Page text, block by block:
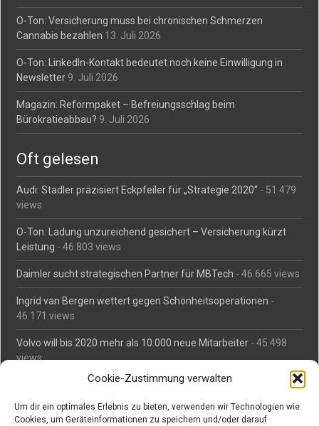
Cookie-Zustimmung verwalten
Um dir ein optimales Erlebnis zu bieten, verwenden wir Technologien wie
Cookies, um Geräteinformationen zu speichern und/oder darauf
O-Ton: Versicherung muss bei chronischen Schmerzen
Cannabis bezahlen 13. Juli 2026
O-Ton: LinkedIn-Kontakt bedeutet noch keine Einwilligung in
Newsletter 9. Juli 2026
Magazin: Reformpaket – Befreiungsschlag beim
Bürokratieabbau? 9. Juli 2026
Oft gelesen
Audi: Stadler präzisiert Eckpfeiler für „Strategie 2020“ - 51.479
views
O-Ton: Ladung unzureichend gesichert – Versicherung kürzt
Leistung - 46.803 views
Daimler sucht strategischen Partner für MBTech - 46.665 views
Ingrid van Bergen wettert gegen Schönheitsoperationen -
46.171 views
Volvo will bis 2020 mehr als 10.000 neue Mitarbeiter - 45.498
views
Mäßiges Interesse an Daimlers MBtech- 44.717 views
O-Ton: Wer muss Schaden für abgedriftete Silvesterraketen